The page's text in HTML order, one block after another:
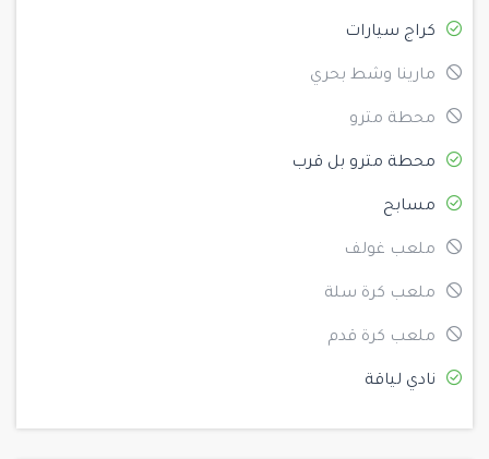
كراج سيارات
مارينا وشط بحري
محطة مترو
محطة مترو بل قرب
مسابح
ملعب غولف
ملعب كرة سلة
ملعب كرة قدم
نادي لياقة